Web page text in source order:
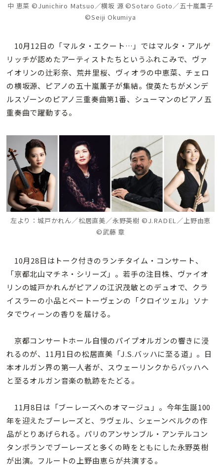
中 恵菜 ©Junichiro Matsuo／横坂 源 ©Sotaro Goto／五十嵐薫子
©Seiji Okumiya
10月12日の「マルタ・エクート…」ではマルタ・アルゲ
リッチが認めたアーティストたちというふれこみで、ヴァ
イオリンの辻彩奈、荒井里桜、ヴィオラの中恵菜、チェロ
の横坂源、ピアノの五十嵐薫子が集結。俊英たちがメンデ
ルスゾーンのピアノ三重奏曲第1番、シューマンのピアノ五
重奏曲で躍動する。
左より：城戸かれん／松居直美／永野英樹 ©J.RADEL／上野由恵
©武藤 章
10月28日はトーク付きのランチタイム・コンサート、
「京都北山マチネ・シリーズ」。若手の注目株、ヴァイオ
リンの城戸かれんがピアノの江沢茂敏とのデュオで、クラ
イスラーの小品とベートーヴェンの「クロイツェル」ソナ
タでウィーンの香りを届ける。
京都コンサートホール自慢のパイプオルガンの響きに浸
れるのが、11月1日の松居直美「J.S.バッハに至る道」。日
本オルガン界の第一人者が、スウェーリンクからバッハへ
と至るオルガン音楽の軌跡をたどる。
11月8日は「ブーレーズへのオマージュ」。今年生誕100
年を迎えたブーレーズと、ラヴェル、シェーンベルクの作
品がとりあげられる。パリのアンサンブル・アンテルコン
タンポランでブーレーズと多くの時をともにした永野英樹
が出演。フルートの上野由恵らが共演する。